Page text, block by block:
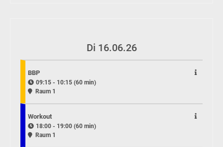
Di 16.06.26
BBP
09:15 - 10:15 (60 min)
Raum 1
Workout
18:00 - 19:00 (60 min)
Raum 1